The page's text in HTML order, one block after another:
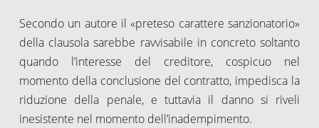
Secondo un autore il «preteso carattere sanzionatorio»
della clausola sarebbe ravvisabile in concreto soltanto
quando l’interesse del creditore, cospicuo nel
momento della conclusione del contratto, impedisca la
riduzione della penale, e tuttavia il danno si riveli
inesistente nel momento dell’inadempimento.